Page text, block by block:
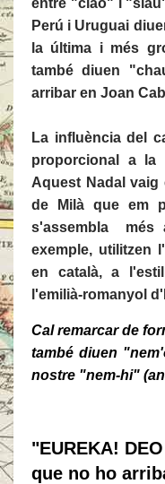
entre "ciao" i
Perú i Uruguai
la última i més
també diuen
arribar en Joan
La influència del
proporcional a la
Aquest Nadal
de Milà que em
s'assembla més
exemple, utilitzen
en català, a
l'emilià-romanyol
Cal remarcar de
també diuen
nostre "nem-hi"
"EUREKA!
que no ho